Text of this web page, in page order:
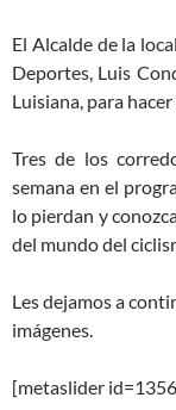
El Alcalde de la
Deportes, Luis
Luisiana, para
Tres de los
semana en el
lo pierdan y
del mundo del
Les dejamos a
imágenes.
[metaslider